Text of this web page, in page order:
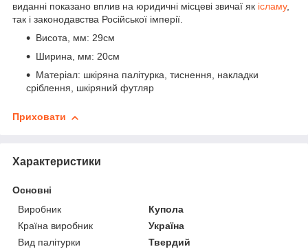
виданні показано вплив на юридичні місцеві звичаї як ісламу,
так і законодавства Російської імперії.
Висота, мм: 29см
Ширина, мм: 20см
Матеріал: шкіряна палітурка, тиснення, накладки
сріблення, шкіряний футляр
Приховати
Характеристики
Основні
Виробник
Купола
Країна виробник
Україна
Вид палітурки
Твердий